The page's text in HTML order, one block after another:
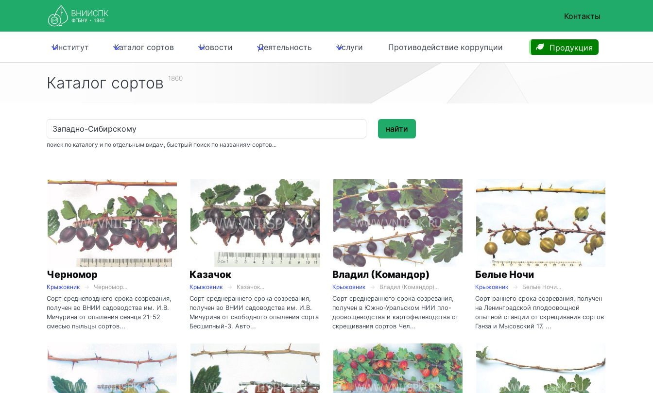
Контакты
Институт Каталог сортов Новости Деятельность Услуги Противодействие коррупции Продукция
Каталог сортов 1860
поиск по каталогу и по отдельным видам, быстрый поиск по названиям сортов...
найти
Черномор
Крыжовник
Черномор...
Сорт среднепозднего срока созревания,
получен во ВНИИ садоводства им. И.В.
Мичурина от опыления сеянца 21-52
смесью пыльцы сортов...
Казачок
Крыжовник
Казачок...
Сорт среднераннего срока созревания,
получен во ВНИИ садоводства им. И.В.
Мичурина от свободного опыления сорта
Бесшипный-3. Авто...
Владил (Командор)
Крыжовник
Владил (Командор)...
Сорт среднераннего срока созревания,
получен в Южно-Уральском НИИ пло-
доовощеводства и картофелеводства от
скрещивания сортов Чел...
Белые Ночи
Крыжовник
Белые Ночи...
Сорт раннего срока созревания, получен
на Ленинградской плодоовощной
опытной станции от скрещивания сортов
Ганза и Мысовский 17. ...